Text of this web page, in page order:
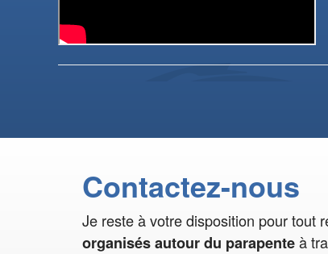
Contactez-nous
Je reste à votre disposition pour tout
organisés autour du parapenteà